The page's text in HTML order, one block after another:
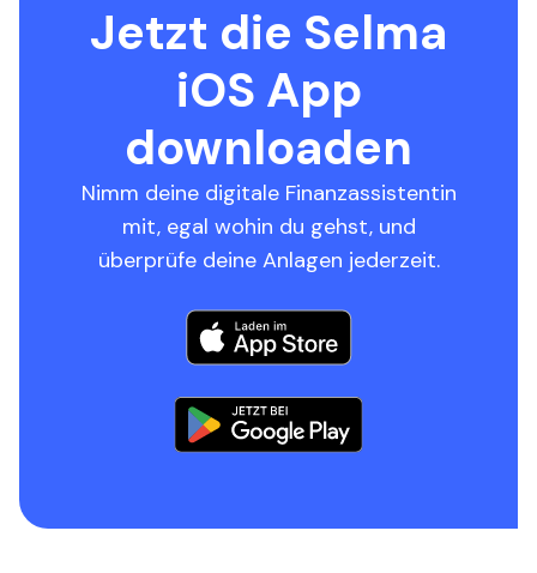
Jetzt die Selma
iOS App
downloaden
Nimm deine digitale Finanzassistentin
mit, egal wohin du gehst, und
überprüfe deine Anlagen jederzeit.